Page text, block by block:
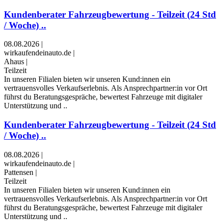
Kundenberater Fahrzeugbewertung - Teilzeit (24 Std
/ Woche) ..
08.08.2026 |
wirkaufendeinauto.de |
Ahaus |
Teilzeit
In unseren Filialen bieten wir unseren Kund:innen ein
vertrauensvolles Verkaufserlebnis. Als Ansprechpartner:in vor Ort
führst du Beratungsgespräche, bewertest Fahrzeuge mit digitaler
Unterstützung und ..
Kundenberater Fahrzeugbewertung - Teilzeit (24 Std
/ Woche) ..
08.08.2026 |
wirkaufendeinauto.de |
Pattensen |
Teilzeit
In unseren Filialen bieten wir unseren Kund:innen ein
vertrauensvolles Verkaufserlebnis. Als Ansprechpartner:in vor Ort
führst du Beratungsgespräche, bewertest Fahrzeuge mit digitaler
Unterstützung und ..